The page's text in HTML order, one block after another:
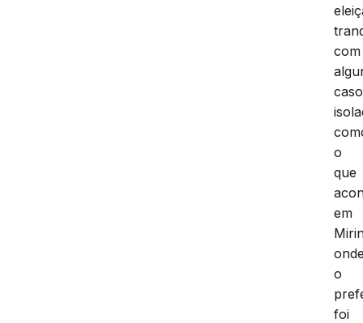
com
o
que
em
o
foi